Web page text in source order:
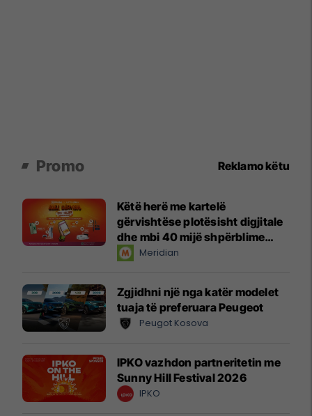
Promo Reklamo këtu
Këtë herë me kartelë
gërvishtëse plotësisht digjitale
dhe mbi 40 mijë shpërblime
instant!Meridian
Zgjidhni një nga katër modelet
tuaja të preferuara Peugeot
Peugot Kosova
IPKO vazhdon partneritetin me
Sunny Hill Festival 2026
IPKO